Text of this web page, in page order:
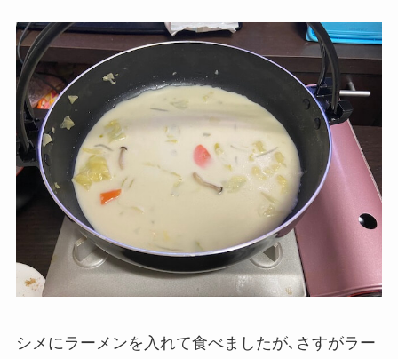
シメにラーメンを入れて食べましたが､さすがラー